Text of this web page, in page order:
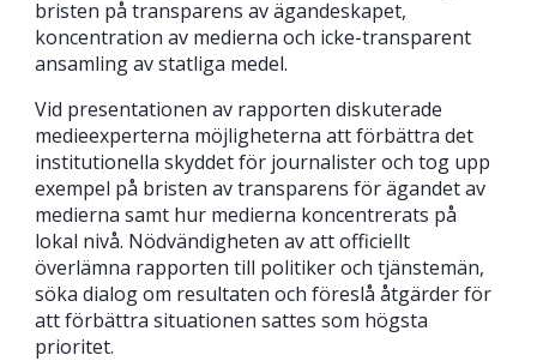
bristen på transparens av ägandeskapet,
koncentration av medierna och icke-transparent
ansamling av statliga medel.
Vid presentationen av rapporten diskuterade
medieexperterna möjligheterna att förbättra det
institutionella skyddet för journalister och tog upp
exempel på bristen av transparens för ägandet av
medierna samt hur medierna koncentrerats på
lokal nivå. Nödvändigheten av att officiellt
överlämna rapporten till politiker och tjänstemän,
söka dialog om resultaten och föreslå åtgärder för
att förbättra situationen sattes som högsta
prioritet.